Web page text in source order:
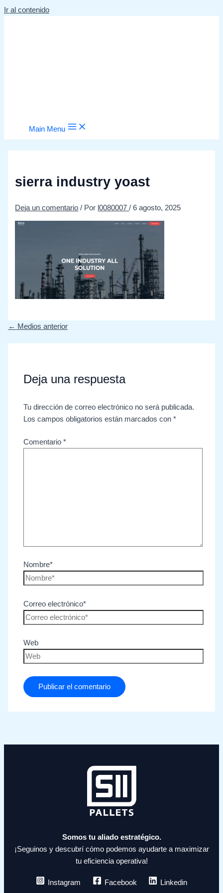
Ir al contenido
Main Menu
sierra industry yoast
Deja un comentario / Por l0080007/6 agosto, 2025
← Medios anterior
Deja una respuesta
Tu dirección de correo electrónico no será publicada.
Los campos obligatorios están marcados con*
Comentario*
Nombre*
Correo electrónico*
Web
Somos tu aliado estratégico.
¡Seguinos y descubrí cómo podemos ayudarte a maximizar
tu eficiencia operativa!
Instagram Facebook Linkedin